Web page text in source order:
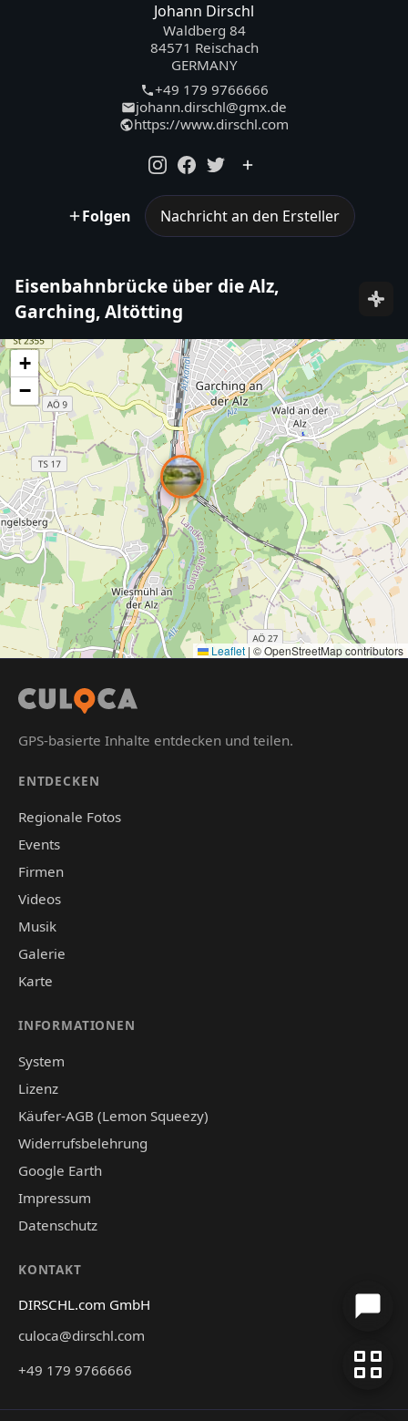
Johann Dirschl
Waldberg 84
84571 Reischach
GERMANY
+49 179 9766666
johann.dirschl@gmx.de
https://www.dirschl.com
Folgen Nachricht an den Ersteller
Eisenbahnbrücke über die Alz,
Garching, Altötting
+
−
Leaflet | © OpenStreetMap contributors
GPS-basierte Inhalte entdecken und teilen.
ENTDECKEN
Regionale Fotos
Events
Firmen
Videos
Musik
Galerie
Karte
INFORMATIONEN
System
Lizenz
Käufer-AGB (Lemon Squeezy)
Widerrufsbelehrung
Google Earth
Impressum
Datenschutz
KONTAKT
DIRSCHL.com GmbH
culoca@dirschl.com
+49 179 9766666